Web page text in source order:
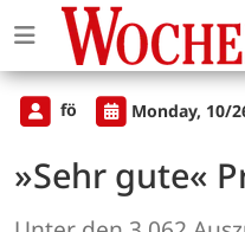
fö Monday, 10/
»Sehr gute«